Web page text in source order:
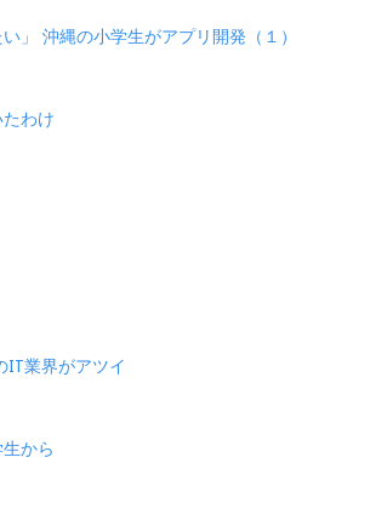
」 沖縄の小学生がアプリ開発（１）
わけ
IT業界がアツイ
から